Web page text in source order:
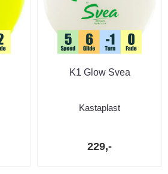
K1 Glow Svea
Kastaplast
229,-